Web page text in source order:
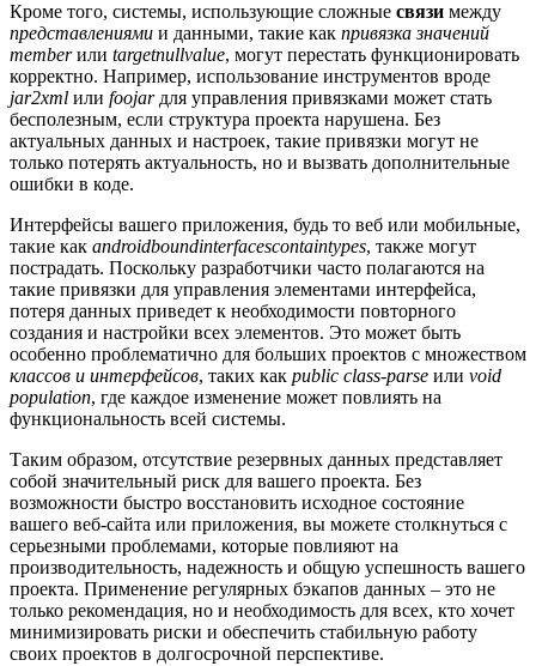
Кроме того, системы, использующие сложные связи между
представлениями и данными, такие как привязка значений
memberили targetnullvalue, могут перестать функционировать
корректно. Например, использование инструментов вроде
jar2xml или foojarдля управления привязками может стать
бесполезным, если структура проекта нарушена. Без
актуальных данных и настроек, такие привязки могут не
только потерять актуальность, но и вызвать дополнительные
ошибки в коде.
Интерфейсы вашего приложения, будь то веб или мобильные,
такие как androidboundinterfacescontaintypes, также могут
пострадать. Поскольку разработчики часто полагаются на
такие привязки для управления элементами интерфейса,
потеря данных приведет к необходимости повторного
создания и настройки всех элементов. Это может быть
особенно проблематично для больших проектов с множеством
классов и интерфейсов, таких как public class-parse или void
population, где каждое изменение может повлиять на
функциональность всей системы.
Таким образом, отсутствие резервных данных представляет
собой значительный риск для вашего проекта. Без
возможности быстро восстановить исходное состояние
вашего веб-сайта или приложения, вы можете столкнуться с
серьезными проблемами, которые повлияют на
производительность, надежность и общую успешность вашего
проекта. Применение регулярных бэкапов данных – это не
только рекомендация, но и необходимость для всех, кто хочет
минимизировать риски и обеспечить стабильную работу
своих проектов в долгосрочной перспективе.